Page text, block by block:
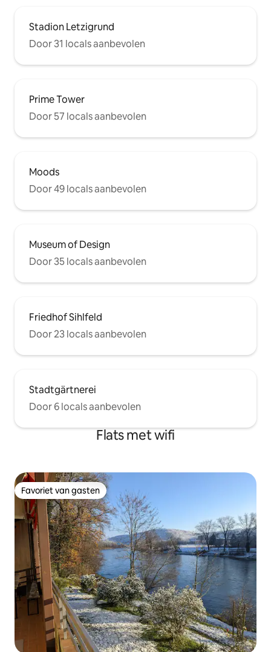
Stadion Letzigrund
Door 31 locals aanbevolen
Prime Tower
Door 57 locals aanbevolen
Moods
Door 49 locals aanbevolen
Museum of Design
Door 35 locals aanbevolen
Friedhof Sihlfeld
Door 23 locals aanbevolen
Stadtgärtnerei
Door 6 locals aanbevolen
Flats met wifi
Favoriet van gasten
Favoriet van gasten